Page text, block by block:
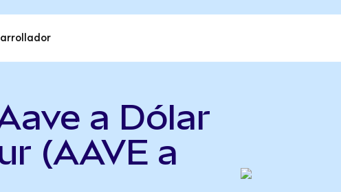
a Dólar
(AAVE a